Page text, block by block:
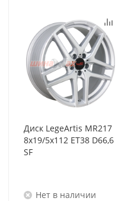
Диск LegeArtis MR217
8x19/5x112 ET38 D66,6
SF
Нет в наличии